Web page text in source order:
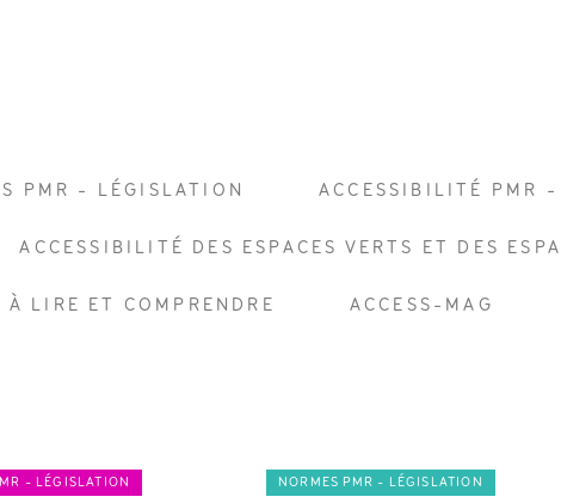
PMR - LÉGISLATION ACCESSIBILITÉ PMR -
ACCESSIBILITÉ DES ESPACES VERTS ET DES
LIRE ET COMPRENDRE ACCESS-MAG
- LÉGISLATION NORMES PMR - LÉGISLATION